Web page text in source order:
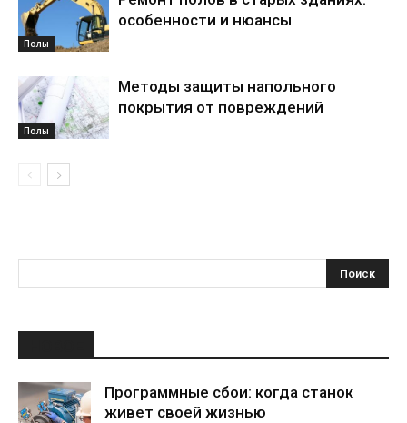
Полы
особенности и нюансы
Полы
Методы защиты напольного
покрытия от повреждений
Программные сбои: когда станок
живет своей жизнью